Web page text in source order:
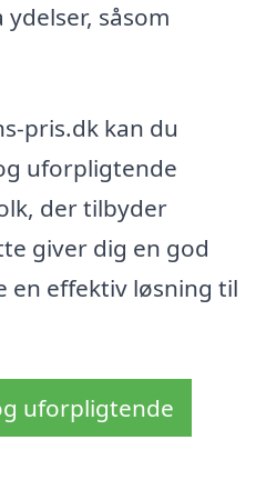
såsom
pris.dk kan du
uforpligtende
der tilbyder
giver dig en god
en effektiv løsning til
uforpligtende